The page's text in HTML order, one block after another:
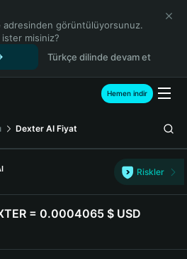
adresinden görüntülüyorsunuz.
misiniz?
Türkçe dilinde devam et
Hemen indir
Dexter AI Fiyat
Riskler
= 0.0004065 $ USD